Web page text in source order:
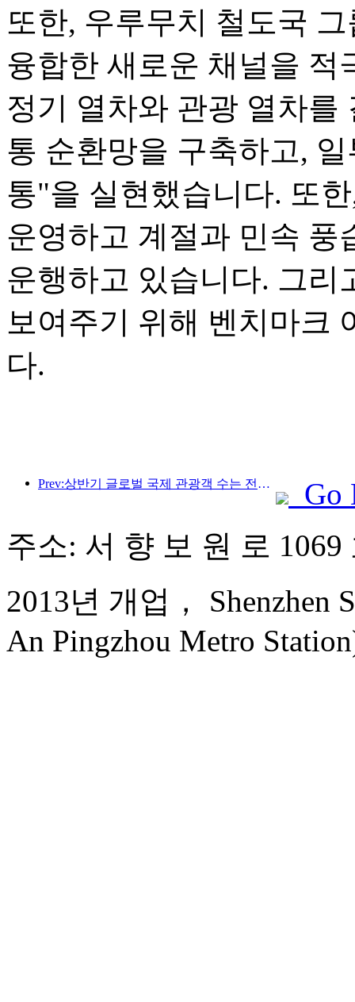
또한, 우루무치 철도국
융합한 새로운 채널을 적
정기 열차와 관광 열차를
통 순환망을 구축하고,
통"을 실현했습니다. 또
운영하고 계절과 민속 풍
운행하고 있습니다. 그리
보여주기 위해 벤치마크
다.
Prev:상반기 글로벌 국제 관광객 수는 전년 대비 5% 증가했습니다.
Go
주소: 서 향 보 원 로 1069
2013년 개업， Shenzhen
An Pingzhou Metro